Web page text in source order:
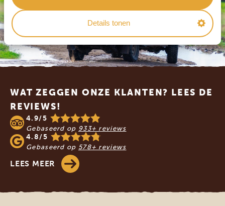
Details tonen
Footer
WAT ZEGGEN ONZE KLANTEN? LEES DE
REVIEWS!
4.9/5
Gebaseerd op 933+ reviews
4.8/5
Gebaseerd op 578+ reviews
LEES MEER